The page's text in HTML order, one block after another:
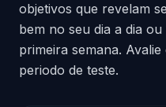
objetivos que revelam
bem no seu dia a dia
primeira semana.
periodo de teste.